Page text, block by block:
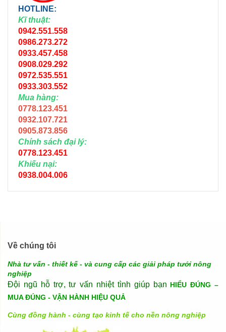
HOTLINE:
Kĩ thuật:
0942.551.558
0986.273.272
0933.457.458
0908.029.292
0972.535.551
0933.303.552
Mua hàng:
0778.123.451
0932.107.721
0905.873.856
Chính sách đại lý:
0778.123.451
Khiếu nại:
0938.004.006
Về chúng tôi
Nhà tư vấn - thiết kế - và cung cấp các giải pháp tưới nông
nghiệp
Đội ngũ hỗ trợ, tư vấn nhiệt tình giúp bạn HIỂU ĐÚNG –
MUA ĐÚNG - VẬN HÀNH HIỆU QUẢ
Cùng đồng hành - cùng tạo kinh tế cho nền nông nghiệp